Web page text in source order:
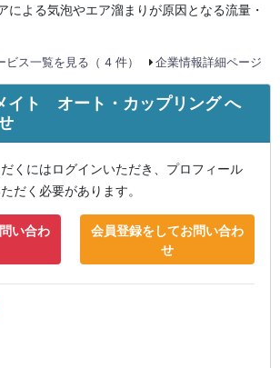
による気泡やエア溜まりが原因となる流量・
ビス一覧を見る（ 4 件） 企業情報詳細ページ
イト オート・カップリング へ
くにはログインいただき、プロフィール
だく必要があります。
い合わ
会員登録をしてお問い合わ
せ